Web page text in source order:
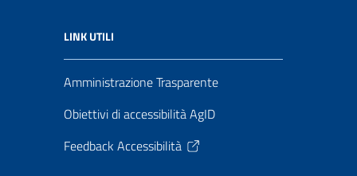
LINK UTILI
Amministrazione Trasparente
Obiettivi di accessibilità AgID
Feedback Accessibilità